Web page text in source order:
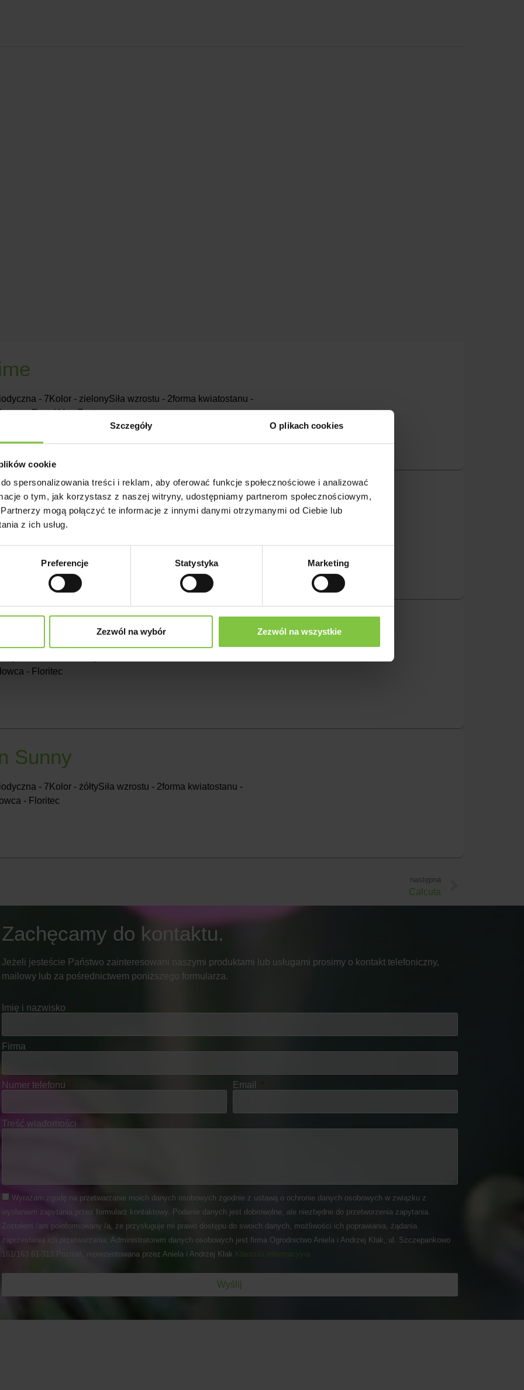
Szczegóły O plikach cookies
cookie
spersonalizowania treści i reklam, aby oferować funkcje społecznościowe i analizować
o tym, jak korzystasz z naszej witryny, udostępniamy partnerom społecznościowym,
mogą połączyć te informacje z innymi danymi otrzymanymi od Ciebie lub
z ich usług.
Preferencje Statystyka Marketing
Zezwól na wybór Zezwól na wszystkie
- 7Kolor - zielonySiła wzrostu - 2forma kwiatostanu -
- Royal Van Zanten
- 7Kolor - różowySiła wzrostu - 2forma kwiatostanu -
- Floritec
Sunny
- 7Kolor - żółtySiła wzrostu - 2forma kwiatostanu -
- Floritec
następna
Calcuta
Zachęcamy do kontaktu.
Jeżeli jesteście Państwo zainteresowani naszymi produktami lub usługami prosimy o kontakt telefoniczny,
mailowy lub za pośrednictwem poniższego formularza.
Imię i nazwisko
Firma
Numer telefonu Email
Treść wiadomości
Wyrażam zgodę na przetwarzanie moich danych osobowych zgodnie z ustawą o ochronie danych osobowych w związku z
wysłaniem zapytania przez formularz kontaktowy. Podanie danych jest dobrowolne, ale niezbędne do przetworzenia zapytania.
Zostałem /am poinformowany /a, że przysługuje mi prawo dostępu do swoich danych, możliwości ich poprawiania, żądania
zaprzestania ich przetwarzania. Administratorem danych osobowych jest firma Ogrodnictwo Aniela i Andrzej Kłak, ul. Szczepankowo
161/163 61-313 Poznań, reprezentowana przez Aniela i Andrzej Kłak Klauzula informacyjna
Wyślij